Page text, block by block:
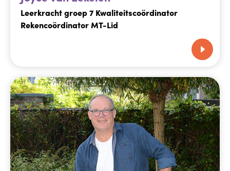
Leerkracht groep 7 Kwaliteitscoördinator
Rekencoördinator MT-Lid